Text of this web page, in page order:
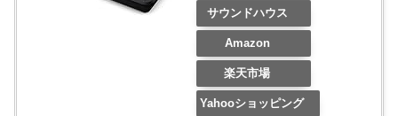
サウンドハウス
Amazon
楽天市場
Yahooショッピング